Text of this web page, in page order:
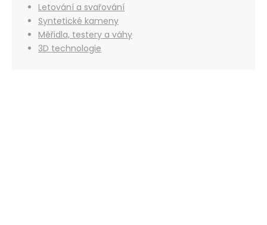
Letování a svařování
Syntetické kameny
Měřidla, testery a váhy
3D technologie